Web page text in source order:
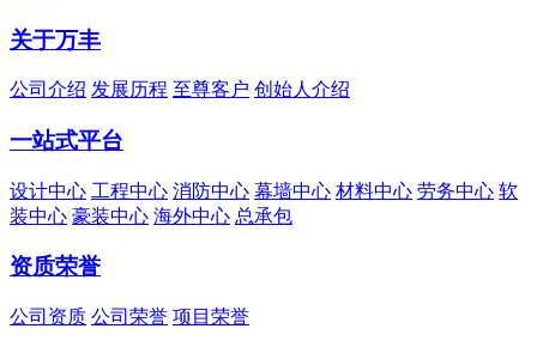
关于万丰
公司介绍 发展历程 至尊客户 创始人介绍
一站式平台
设计中心 工程中心 消防中心 幕墙中心 材料中心 劳务中心 软
装中心 豪装中心 海外中心 总承包
资质荣誉
公司资质 公司荣誉 项目荣誉